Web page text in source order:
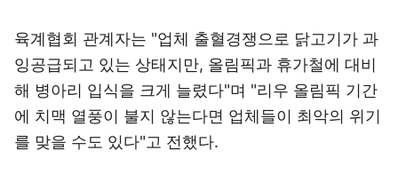
육계협회 관계자는 "업체 출혈경쟁으로 닭고기가 과
잉공급되고 있는 상태지만, 올림픽과 휴가철에 대비
해 병아리 입식을 크게 늘렸다"며 "리우 올림픽 기간
에 치맥 열풍이 불지 않는다면 업체들이 최악의 위기
를 맞을 수도 있다"고 전했다.